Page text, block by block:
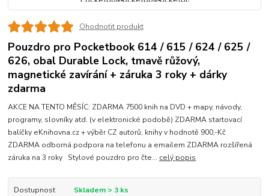
Ohodnotit produkt
Pouzdro pro Pocketbook 614 / 615 / 624 / 625 /
626, obal Durable Lock, tmavě růžový,
magnetické zavírání + záruka 3 roky + dárky
zdarma
AKCE NA TENTO MĚSÍC: ZDARMA 7500 knih na DVD + mapy, návody,
programy, slovníky atd. (v elektronické podobě) ZDARMA startovací
balíčky eKnihovna.cz + výběr CZ autorů, knihy v hodnotě 900,-Kč
ZDARMA odborná podpora na telefonu a emailem ZDARMA rozšířená
záruka na 3 roky Stylové pouzdro pro čte... celý popis
Dostupnost
Skladem > 3 ks